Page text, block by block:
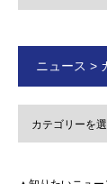
ニュース >